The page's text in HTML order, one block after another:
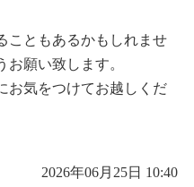
こともあるかもしれませ
願い致します。
お気をつけてお越しくだ
2026年06月25日 10:40